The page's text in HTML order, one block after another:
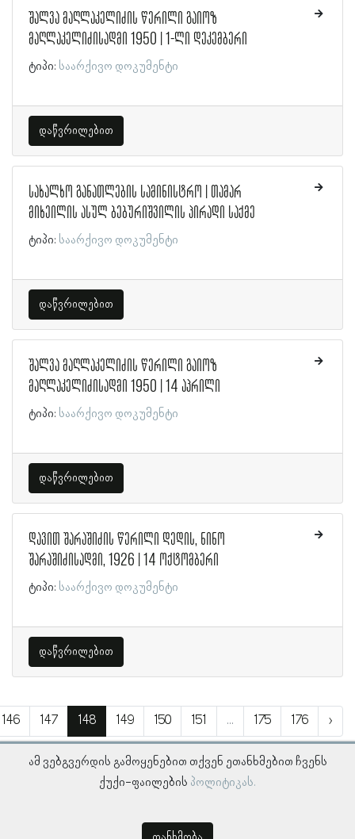
შალვა მაღლაკელიძის წერილი გაიოზ
მაღლაკელიძისადმი 1950 | 1-ლი დეკემბერი
ტიპი: საარქივო დოკუმენტი
დაწვრილებით
სახალხო განათლების სამინისტრო | თამარ
მიხეილის ასულ ბებურიშვილის პირადი საქმე
ტიპი: საარქივო დოკუმენტი
დაწვრილებით
შალვა მაღლაკელიძის წერილი გაიოზ
მაღლაკელიძისადმი 1950 | 14 აპრილი
ტიპი: საარქივო დოკუმენტი
დაწვრილებით
დავით შარაშიძის წერილი დედის, ნინო
შარაშიძისადმი, 1926 | 14 ოქტომბერი
ტიპი: საარქივო დოკუმენტი
დაწვრილებით
146 147 148 149 150 151 ... 175 176 ›
ამ ვებგვერდის გამოყენებით თქვენ ეთანხმებით ჩვენს
ქუქი-ფაილების პოლიტიკას.